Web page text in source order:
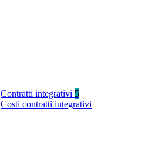
Contratti integrativi 5
Costi contratti integrativi